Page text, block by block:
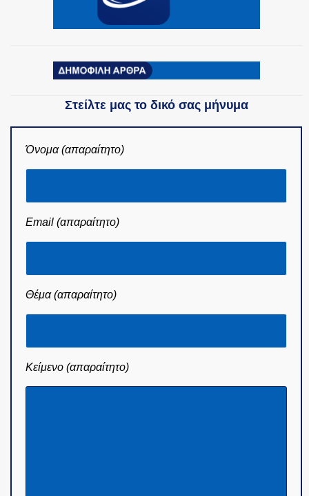
Στείλτε μας το δικό σας μήνυμα
Όνομα (απαραίτητο)
Email (απαραίτητο)
Θέμα (απαραίτητο)
Κείμενο (απαραίτητο)